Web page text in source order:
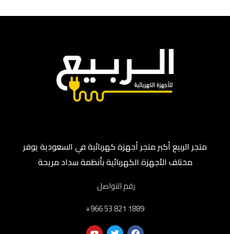
متجر الربيع أكبر متجر أجهزة كهربائية في السعودية يوفر
مختلف الأجهزة الكهربائية بأنظمة سداد مريحة
رقم التواصل
‎+966 53 821 1889